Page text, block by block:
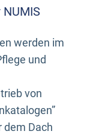
werden im
und
von
dem Dach